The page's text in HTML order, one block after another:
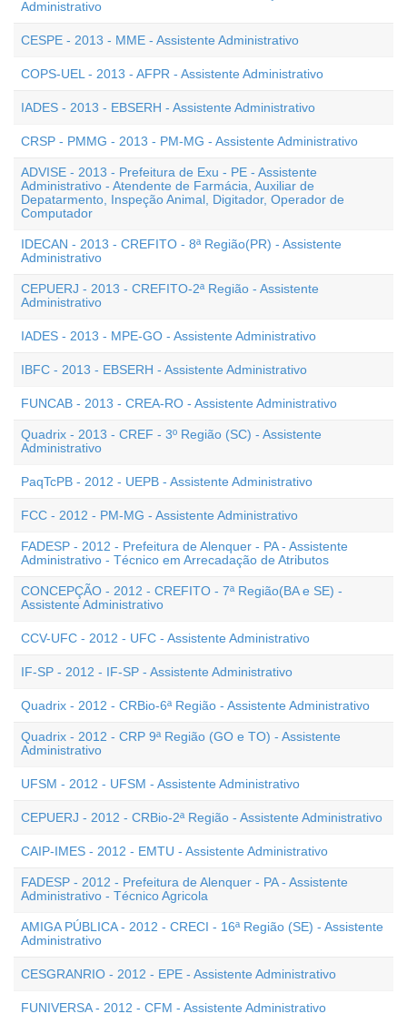
Administrativo
CESPE - 2013 - MME - Assistente Administrativo
COPS-UEL - 2013 - AFPR - Assistente Administrativo
IADES - 2013 - EBSERH - Assistente Administrativo
CRSP - PMMG - 2013 - PM-MG - Assistente Administrativo
ADVISE - 2013 - Prefeitura de Exu - PE - Assistente
Administrativo - Atendente de Farmácia, Auxiliar de
Depatarmento, Inspeção Animal, Digitador, Operador de
Computador
IDECAN - 2013 - CREFITO - 8ª Região(PR) - Assistente
Administrativo
CEPUERJ - 2013 - CREFITO-2ª Região - Assistente
Administrativo
IADES - 2013 - MPE-GO - Assistente Administrativo
IBFC - 2013 - EBSERH - Assistente Administrativo
FUNCAB - 2013 - CREA-RO - Assistente Administrativo
Quadrix - 2013 - CREF - 3º Região (SC) - Assistente
Administrativo
PaqTcPB - 2012 - UEPB - Assistente Administrativo
FCC - 2012 - PM-MG - Assistente Administrativo
FADESP - 2012 - Prefeitura de Alenquer - PA - Assistente
Administrativo - Técnico em Arrecadação de Atributos
CONCEPÇÃO - 2012 - CREFITO - 7ª Região(BA e SE) -
Assistente Administrativo
CCV-UFC - 2012 - UFC - Assistente Administrativo
IF-SP - 2012 - IF-SP - Assistente Administrativo
Quadrix - 2012 - CRBio-6ª Região - Assistente Administrativo
Quadrix - 2012 - CRP 9ª Região (GO e TO) - Assistente
Administrativo
UFSM - 2012 - UFSM - Assistente Administrativo
CEPUERJ - 2012 - CRBio-2ª Região - Assistente Administrativo
CAIP-IMES - 2012 - EMTU - Assistente Administrativo
FADESP - 2012 - Prefeitura de Alenquer - PA - Assistente
Administrativo - Técnico Agricola
AMIGA PÚBLICA - 2012 - CRECI - 16ª Região (SE) - Assistente
Administrativo
CESGRANRIO - 2012 - EPE - Assistente Administrativo
FUNIVERSA - 2012 - CFM - Assistente Administrativo